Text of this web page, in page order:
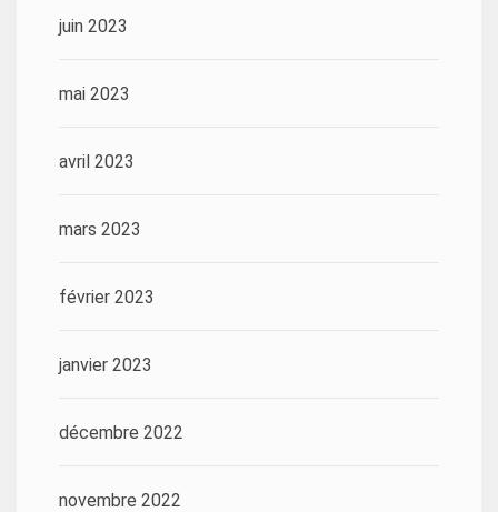
juin 2023
mai 2023
avril 2023
mars 2023
février 2023
janvier 2023
décembre 2022
novembre 2022